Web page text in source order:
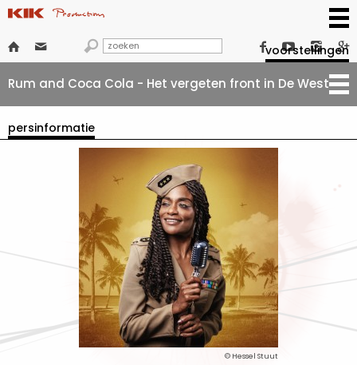
      
voorstellingen
Rum and Coca Cola - Het vergeten front in De West
persinformatie
© Hessel Stuut